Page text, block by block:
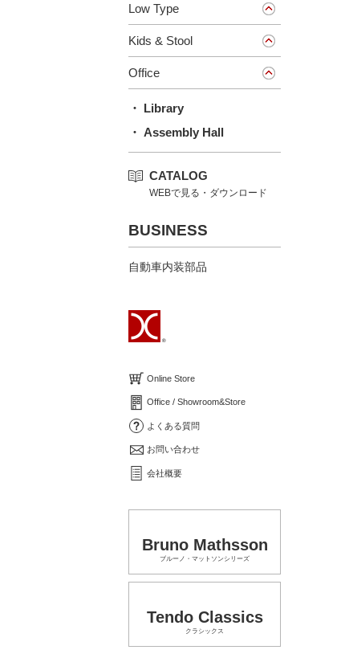
Low Type
Kids & Stool
Office
・ Library
・ Assembly Hall
CATALOG
WEBで見る・ダウンロード
BUSINESS
自動車内装部品
Online Store
Office / Showroom&Store
よくある質問
お問い合わせ
会社概要
Bruno Mathsson
ブルーノ・マットソンシリーズ
Tendo Classics
クラシックス